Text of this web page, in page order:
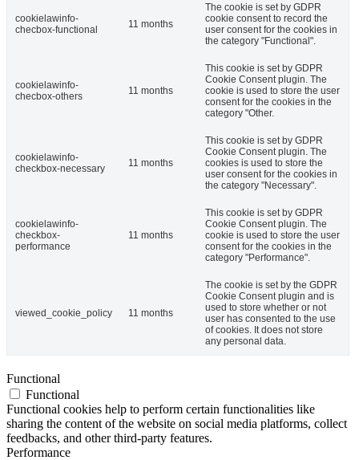
cookielawinfo-
checbox-functional
11 months
The cookie is set by GDPR
cookie consent to record the
user consent for the cookies in
the category "Functional".
cookielawinfo-
checbox-others
11 months
This cookie is set by GDPR
Cookie Consent plugin. The
cookie is used to store the user
consent for the cookies in the
category "Other.
cookielawinfo-
checkbox-necessary
11 months
This cookie is set by GDPR
Cookie Consent plugin. The
cookies is used to store the
user consent for the cookies in
the category "Necessary".
cookielawinfo-
checkbox-
performance
11 months
This cookie is set by GDPR
Cookie Consent plugin. The
cookie is used to store the user
consent for the cookies in the
category "Performance".
viewed_cookie_policy 11 months
The cookie is set by the GDPR
Cookie Consent plugin and is
used to store whether or not
user has consented to the use
of cookies. It does not store
any personal data.
Functional
Functional
Functional cookies help to perform certain functionalities like
sharing the content of the website on social media platforms, collect
feedbacks, and other third-party features.
Performance